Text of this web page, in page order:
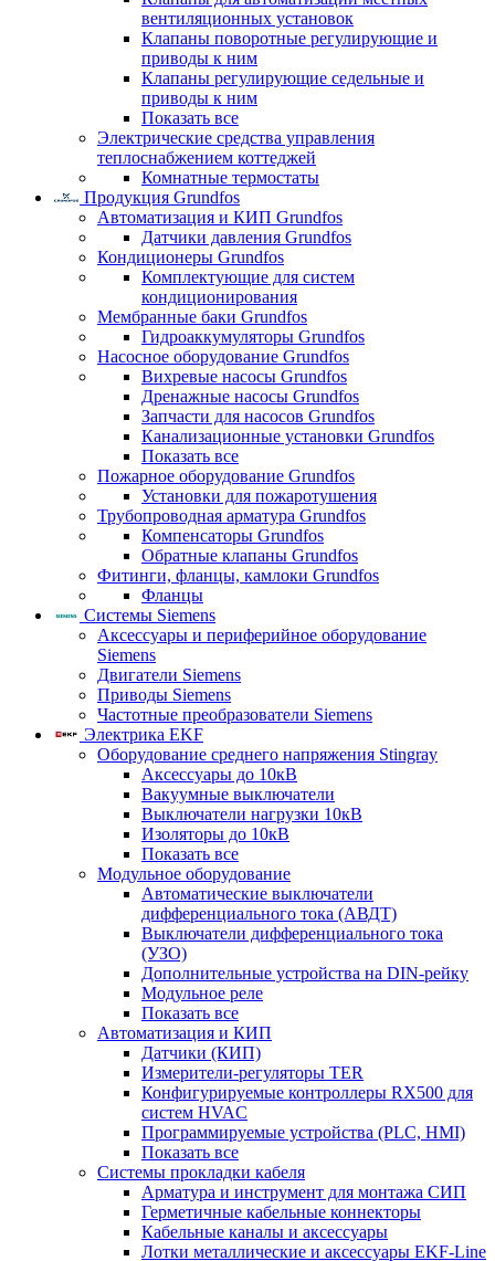
вентиляционных установок
Клапаны поворотные регулирующие и
приводы к ним
Клапаны регулирующие седельные и
приводы к ним
Показать все
Электрические средства управления
теплоснабжением коттеджей
Комнатные термостаты
Продукция Grundfos
Автоматизация и КИП Grundfos
Датчики давления Grundfos
Кондиционеры Grundfos
Комплектующие для систем
кондиционирования
Мембранные баки Grundfos
Гидроаккумуляторы Grundfos
Насосное оборудование Grundfos
Вихревые насосы Grundfos
Дренажные насосы Grundfos
Запчасти для насосов Grundfos
Канализационные установки Grundfos
Показать все
Пожарное оборудование Grundfos
Установки для пожаротушения
Трубопроводная арматура Grundfos
Компенсаторы Grundfos
Обратные клапаны Grundfos
Фитинги, фланцы, камлоки Grundfos
Фланцы
Системы Siemens
Аксессуары и периферийное оборудование
Siemens
Двигатели Siemens
Приводы Siemens
Частотные преобразователи Siemens
Электрика EKF
Оборудование среднего напряжения Stingray
Аксессуары до 10кВ
Вакуумные выключатели
Выключатели нагрузки 10кВ
Изоляторы до 10кВ
Показать все
Модульное оборудование
Автоматические выключатели
дифференциального тока (АВДТ)
Выключатели дифференциального тока
(УЗО)
Дополнительные устройства на DIN-рейку
Модульное реле
Показать все
Автоматизация и КИП
Датчики (КИП)
Измерители-регуляторы TER
Конфигурируемые контроллеры RX500 для
систем HVAC
Программируемые устройства (PLC, HMI)
Показать все
Системы прокладки кабеля
Арматура и инструмент для монтажа СИП
Герметичные кабельные коннекторы
Кабельные каналы и аксессуары
Лотки металлические и аксессуары EKF-Line